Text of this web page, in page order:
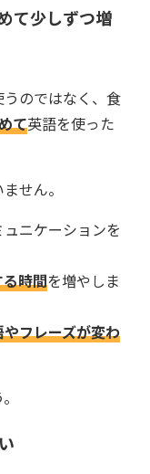
て少しずつ増
のではなく、食
て英語を使った
せん。
ニケーションを
時間を増やしま
やフレーズが変わ